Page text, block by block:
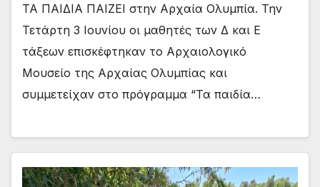
ΤΑ ΠΑΙΔΙΑ ΠΑΙΖΕΙ στην Αρχαία Ολυμπία. Την
Τετάρτη 3 Ιουνίου οι μαθητές των Δ και Ε
τάξεων επισκέφτηκαν το Αρχαιολογικό
Μουσείο της Αρχαίας Ολυμπίας και
συμμετείχαν στο πρόγραμμα “Τα παιδία…